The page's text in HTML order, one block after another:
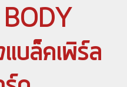
บล็คเพิร์ล